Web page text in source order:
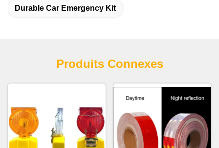
Durable Car Emergency Kit
Produits Connexes